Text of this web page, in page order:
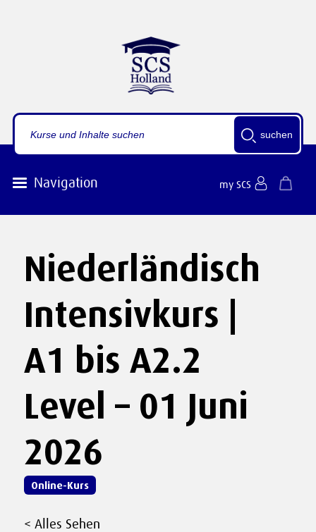
suchen
Navigation my SCS
Niederländisch
Intensivkurs |
A1 bis A2.2
Level – 01 Juni
2026
Online-Kurs
< Alles Sehen